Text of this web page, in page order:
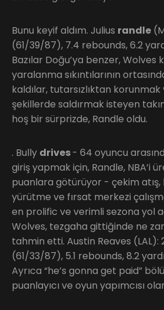
Bunu keyif aldım. Julius randle
(61/39/87), 7.4 rebounds, 6.2
Bazılar Doğu’ya benzer, Wolves
yaralanma sıkıntılarının
kaldılar, tutarsızlıktan
şekillerde saldırmak isteyen
hoş bir sürprizde, Randle oldu.
. Bully drives- 64 oyuncu
giriş yapmak için, Randle, NBA’i
puanlara götürüyor - çekim atış,
yürütme ve fırsat merkezi
en prolific ve verimli sezona yol
Wolves, tezgaha gittiğinde ne
tahmin etti. Austin Reaves (LAL):
(61/33/87), 5.1 rebounds, 8.2
Ayrıca “he’s gonna get paid”
puanlayıcı ve oyun yapımcısı